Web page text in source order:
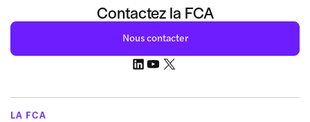
Contactez la FCA
Nous contacter
LA FCA